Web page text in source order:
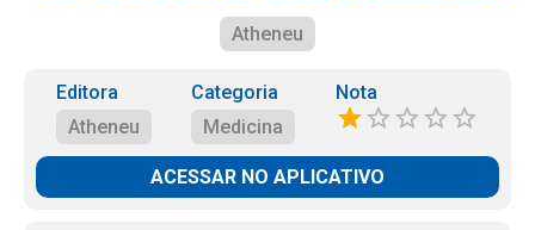
Atheneu
Editora
Atheneu
Categoria
Medicina
Nota
ACESSAR NO APLICATIVO